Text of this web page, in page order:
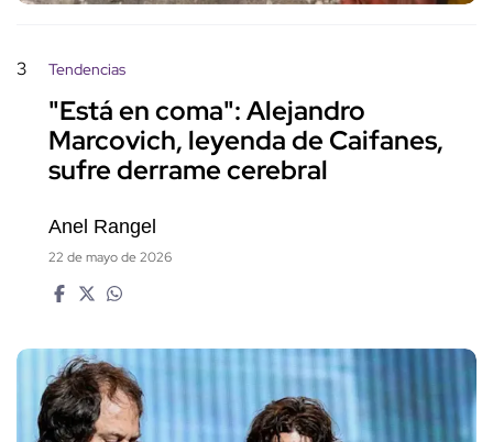
3 Tendencias
"Está en coma": Alejandro
Marcovich, leyenda de Caifanes,
sufre derrame cerebral
Anel Rangel
22 de mayo de 2026